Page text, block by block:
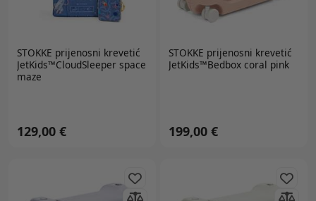
STOKKE prijenosni krevetić
JetKids™CloudSleeper space
maze
129,00 €
STOKKE prijenosni krevetić
JetKids™Bedbox coral pink
199,00 €